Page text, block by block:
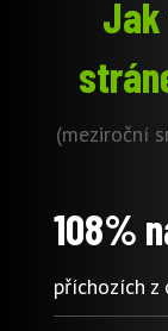
(meziroční
108%
příchozích z